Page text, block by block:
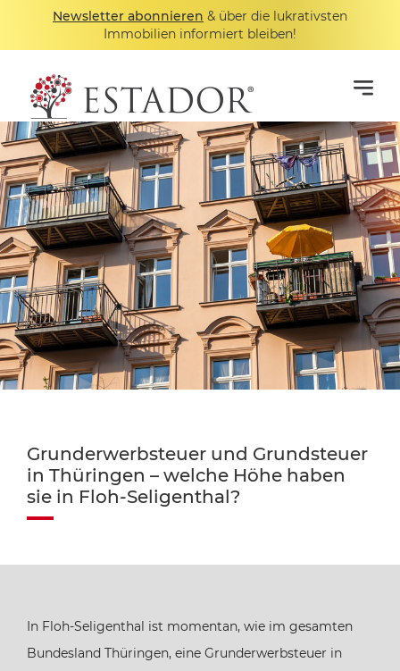
Newsletter abonnieren & über die lukrativsten
Immobilien informiert bleiben!
Grunderwerbsteuer und Grundsteuer
in Thüringen – welche Höhe haben
sie in Floh-Seligenthal?
In Floh-Seligenthal ist momentan, wie im gesamten
Bundesland Thüringen, eine Grunderwerbsteuer in